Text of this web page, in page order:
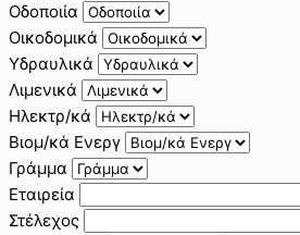
Οδοποιία
Οικοδομικά
Υδραυλικά
Λιμενικά
Ηλεκτρ/κά
Βιομ/κά Ενεργ
Γράμμα
Εταιρεία
Στέλεχος